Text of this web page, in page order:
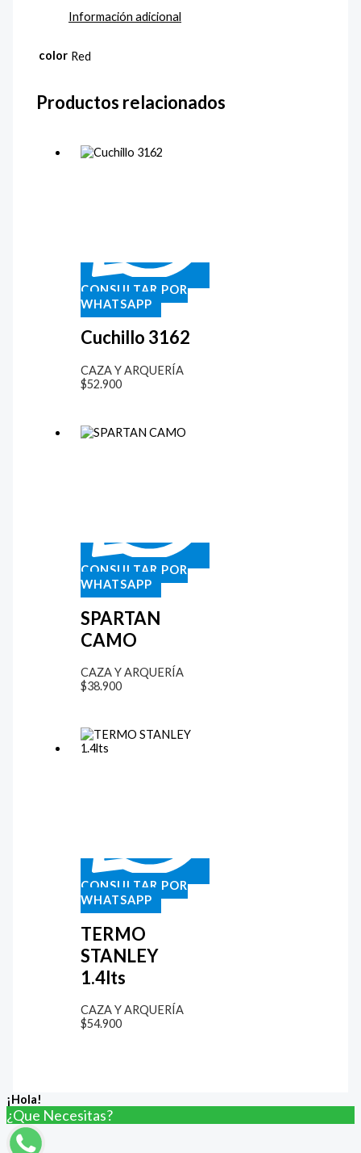
Información adicional
color Red
Productos relacionados
CONSULTAR POR
WHATSAPP
Cuchillo 3162
CAZA Y ARQUERÍA
$52.900
CONSULTAR POR
WHATSAPP
SPARTAN
CAMO
CAZA Y ARQUERÍA
$38.900
CONSULTAR POR
WHATSAPP
TERMO
STANLEY
1.4lts
CAZA Y ARQUERÍA
$54.900
¡Hola!
¿Que Necesitas?